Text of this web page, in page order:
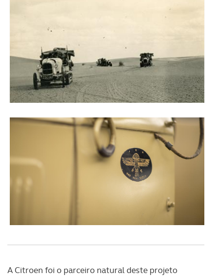
O ACP garantirá que as transferências internacionais de
dados pessoais serão realizadas apenas com o seu
consentimento e quando tal se afigure estritamente
Realçamos que o bloqueio de certo tipo de Cookies e
tecnologias similares pode ter impacto na sua
experiência de navegação no Website e nos serviços
disponibilizados.
Consulte a política de cookies do site.
A Citroen foi o parceiro natural deste projeto